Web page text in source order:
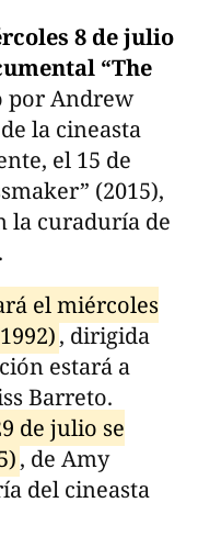
8 de julio
“The
por Andrew
la cineasta
el 15 de
(2015),
la curaduría de
el miércoles
, dirigida
estará a
Barreto.
de julio se
, de Amy
del cineasta